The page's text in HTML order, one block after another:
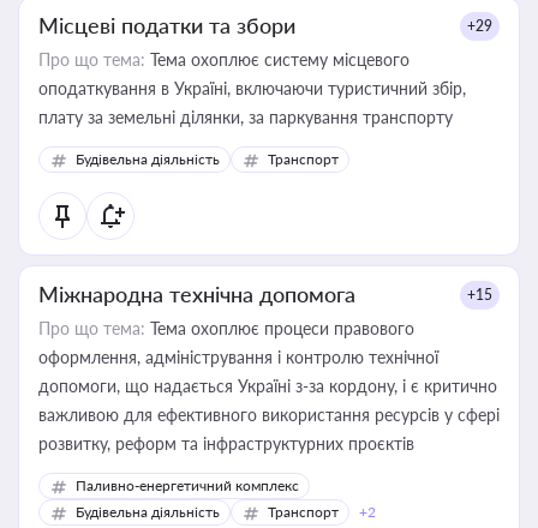
Місцеві податки та збори +29
Про що тема: Тема охоплює систему місцевого
оподаткування в Україні, включаючи туристичний збір,
плату за земельні ділянки, за паркування транспорту
Будівельна діяльність Транспорт
Міжнародна технічна допомога +15
Про що тема: Тема охоплює процеси правового
оформлення, адміністрування і контролю технічної
допомоги, що надається Україні з-за кордону, і є критично
важливою для ефективного використання ресурсів у сфері
розвитку, реформ та інфраструктурних проєктів
Паливно-енергетичний комплекс
Будівельна діяльність
Транспорт +2